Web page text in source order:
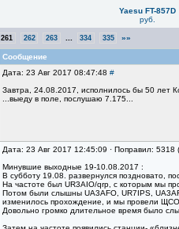
Yaesu FT-857D
руб.
261 262 263 334 335 »»
Сообщение
Дата: 23 Авг 2017 08:47:48 #
Завтра, 24.08.2017, исполнилось бы 50 лет
...выеду в поле, послушаю 7.175...
Дата: 23 Авг 2017 12:45:09 · Поправил: 5318
Минувшие выходные 19-10.08.2017 :
В субботу 19.08. развернулся поздновато,
На частоте был UR3AIO/qrp, с которым мы
Потом были слышны UA3AFO, UR7IPS,
изменилось прохождение, и мы провели ЩСО.
Довольно громко длительное время было